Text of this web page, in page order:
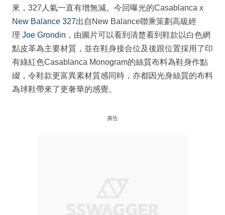
來，327人氣一直有增無減。今回曝光的Casablanca x
New Balance 327出自New Balance聯乘策劃高級經
理 Joe Grondin ，由圖片可以看到清楚看到鞋款以白色網
點皮革為主要材質，並在鞋身接合位及後跟位置採用了印
有綠紅色Casablanca Monogram的絲質布料為鞋身作點
綴，令鞋款更富異素材質感同時，亦都因光身絲質的布料
為球鞋帶來了更奢華的感覺。
廣告